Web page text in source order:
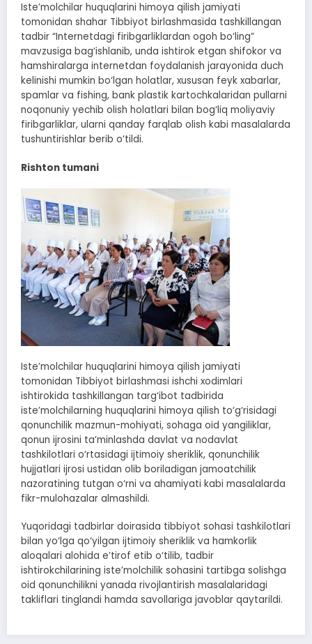
Iste’molchilar huquqlarini himoya qilish jamiyati
tomonidan shahar Tibbiyot birlashmasida tashkillangan
tadbir “Internetdagi firibgarliklardan ogoh bo‘ling”
mavzusiga bag‘ishlanib, unda ishtirok etgan shifokor va
hamshiralarga internetdan foydalanish jarayonida duch
kelinishi mumkin bo‘lgan holatlar, xususan feyk xabarlar,
spamlar va fishing, bank plastik kartochkalaridan pullarni
noqonuniy yechib olish holatlari bilan bog‘liq moliyaviy
firibgarliklar, ularni qanday farqlab olish kabi masalalarda
tushuntirishlar berib o‘tildi.
Rishton tumani
Iste’molchilar huquqlarini himoya qilish jamiyati
tomonidan Tibbiyot birlashmasi ishchi xodimlari
ishtirokida tashkillangan targ‘ibot tadbirida
iste’molchilarning huquqlarini himoya qilish to‘g‘risidagi
qonunchilik mazmun-mohiyati, sohaga oid yangiliklar,
qonun ijrosini ta’minlashda davlat va nodavlat
tashkilotlari o‘rtasidagi ijtimoiy sheriklik, qonunchilik
hujjatlari ijrosi ustidan olib boriladigan jamoatchilik
nazoratining tutgan o‘rni va ahamiyati kabi masalalarda
fikr-mulohazalar almashildi.
Yuqoridagi tadbirlar doirasida tibbiyot sohasi tashkilotlari
bilan yo‘lga qo‘yilgan ijtimoiy sheriklik va hamkorlik
aloqalari alohida e’tirof etib o‘tilib, tadbir
ishtirokchilarining iste’molchilik sohasini tartibga solishga
oid qonunchilikni yanada rivojlantirish masalalaridagi
takliflari tinglandi hamda savollariga javoblar qaytarildi.